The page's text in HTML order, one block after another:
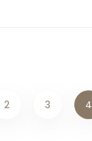
2 3 4